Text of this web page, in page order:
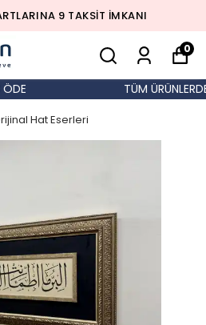
9 TAKSİT İMKANI
0
TÜM
Hat Eserleri